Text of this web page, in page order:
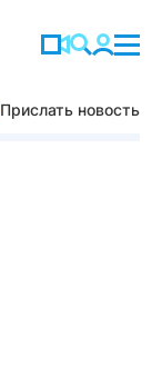
Прислать новость